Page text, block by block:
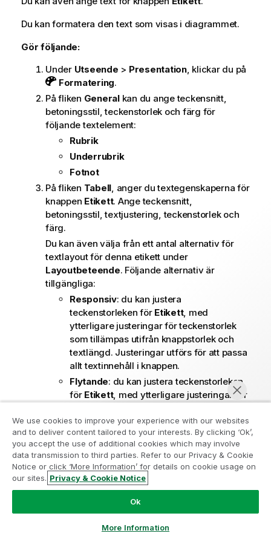
Du kan formatera den text som visas i diagrammet.
Gör följande:
Under Utseende > Presentation, klickar du på
Formatering.
På fliken Generalkan du ange teckensnitt,
betoningsstil, teckenstorlek och färg för
följande textelement:
Rubrik
Underrubrik
Fotnot
På fliken Tabell, anger du textegenskaperna för
knappen Etikett. Ange teckensnitt,
betoningsstil, textjustering, teckenstorlek och
färg.
Du kan även välja från ett antal alternativ för
textlayout för denna etikett under
Layoutbeteende. Följande alternativ är
tillgängliga:
Responsiv: du kan justera
teckenstorleken för Etikett, med
ytterligare justeringar för teckenstorlek
som tillämpas utifrån knappstorlek och
textlängd. Justeringar utförs för att passa
allt textinnehåll i knappen.
Flytande: du kan justera teckenstorleken
för Etikett, med ytterligare justeringar för
utifrån knappstorlek. Denna
storleksändring av texten är oberoende
av textlängden. Om texten är för lång,
infogas en ellipsis i slutet.
Fast : du kan justera teckenstorleken på
Etiketti pixlar. Om texten är för lång,
infogas en ellipsis i slutet.
We use cookies to improve your experience with our websites
and to deliver content tailored to your interests. By clicking ‘Ok’,
you accept the use of additional cookies which may involve
data transmission to third parties. Refer to our Privacy & Cookie
Notice or click ‘More Information’ for details on cookie usage on
our sites. Privacy & Cookie Notice
Ok
More Information